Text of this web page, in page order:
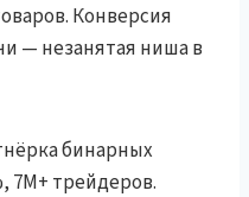
Конверсия
— незанятая ниша в
бинарных
7M+ трейдеров.